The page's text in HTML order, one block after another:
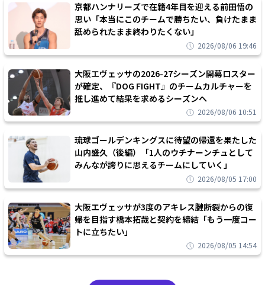
京都ハンナリーズで在籍4年目を迎える前田悟の
思い「本当にこのチームで勝ちたい、負けたまま
舐められたまま終わりたくない」
2026/08/06 19:46
大阪エヴェッサの2026-27シーズン開幕ロスター
が確定、『DOG FIGHT』のチームカルチャーを
推し進めて結果を求めるシーズンへ
2026/08/06 10:51
琉球ゴールデンキングスに待望の帰還を果たした
山内盛久（後編）「1人のウチナーンチュとして
みんなが誇りに思えるチームにしていく」
2026/08/05 17:00
大阪エヴェッサが3度のアキレス腱断裂からの復
帰を目指す橋本拓哉と契約を締結「もう一度コー
トに立ちたい」
2026/08/05 14:54